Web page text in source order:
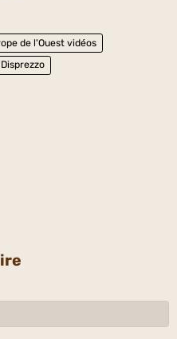
de l'Ouest vidéos